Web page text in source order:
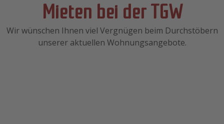
Mieten bei der TGW
Wir wünschen Ihnen viel Vergnügen beim Durchstöbern
unserer aktuellen Wohnungsangebote.